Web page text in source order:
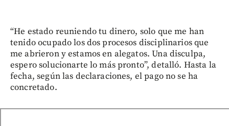
“He estado reuniendo tu dinero, solo que me han
tenido ocupado los dos procesos disciplinarios que
me abrieron y estamos en alegatos. Una disculpa,
espero solucionarte lo más pronto”, detalló. Hasta la
fecha, según las declaraciones, el pago no se ha
concretado.